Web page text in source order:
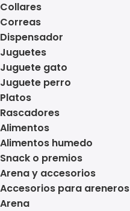
Collares
Correas
Dispensador
Juguetes
Juguete gato
Juguete perro
Platos
Rascadores
Alimentos
Alimentos humedo
Snack o premios
Arena y accesorios
Accesorios para areneros
Arena